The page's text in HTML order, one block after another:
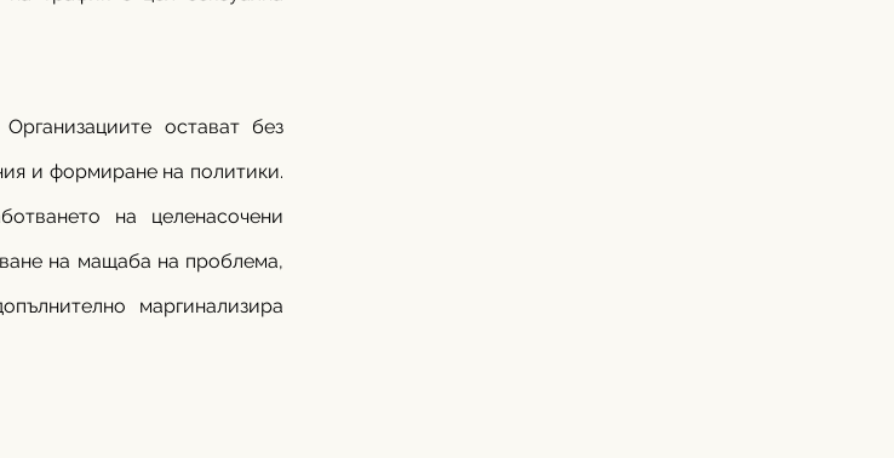
остават без
и формиране на политики.
на целенасочени
на мащаба на проблема,
маргинализира